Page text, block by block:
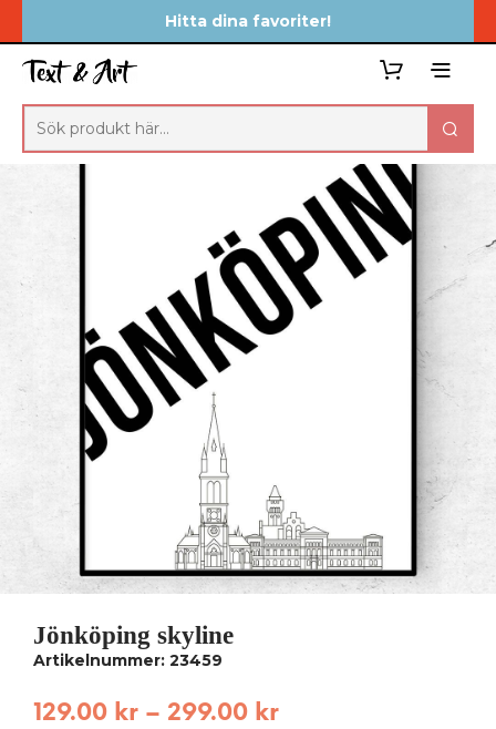
Hitta dina favoriter!
Jönköping skyline
Artikelnummer: 23459
129.00 kr – 299.00 kr